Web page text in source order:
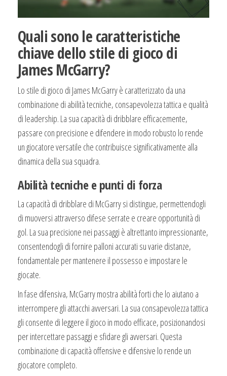
Quali sono le caratteristiche
chiave dello stile di gioco di
James McGarry?
Lo stile di gioco di James McGarry è caratterizzato da una
combinazione di abilità tecniche, consapevolezza tattica e qualità
di leadership. La sua capacità di dribblare efficacemente,
passare con precisione e difendere in modo robusto lo rende
un giocatore versatile che contribuisce significativamente alla
dinamica della sua squadra.
Abilità tecniche e punti di forza
La capacità di dribblare di McGarry si distingue, permettendogli
di muoversi attraverso difese serrate e creare opportunità di
gol. La sua precisione nei passaggi è altrettanto impressionante,
consentendogli di fornire palloni accurati su varie distanze,
fondamentale per mantenere il possesso e impostare le
giocate.
In fase difensiva, McGarry mostra abilità forti che lo aiutano a
interrompere gli attacchi avversari. La sua consapevolezza tattica
gli consente di leggere il gioco in modo efficace, posizionandosi
per intercettare passaggi e sfidare gli avversari. Questa
combinazione di capacità offensive e difensive lo rende un
giocatore completo.